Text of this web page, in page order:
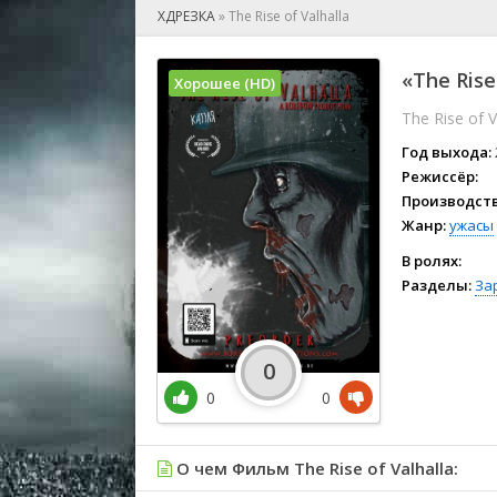
🕺 Мюзикл
👨‍💻
🎤 Ток-
🧙‍♀️
🏅
ХДРЕЗКА»The Rise of Valhalla
«The
The Rise of
Год выхода:
Режиссёр:
Жанр:ужасы
В ролях:
Разделы:
Хорошее (HD)
0
0
0
О чем Фильм The Rise of Valhalla: